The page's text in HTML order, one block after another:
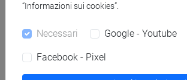
Orario settimanale
“Informazioni sui cookies”.
Necessari Google - Youtube
Facebook - Pixel